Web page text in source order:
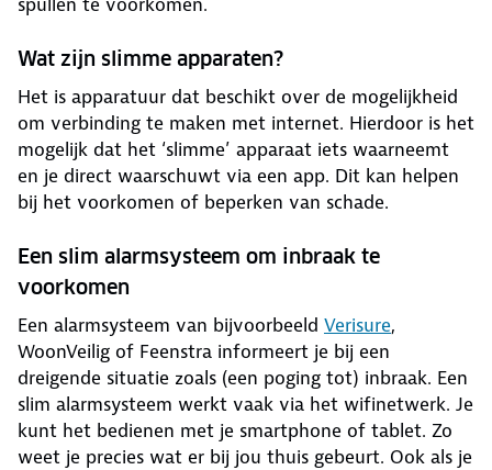
Wat zijn slimme apparaten?
Het is apparatuur dat beschikt over de mogelijkheid
om verbinding te maken met internet. Hierdoor is het
mogelijk dat het ‘slimme’ apparaat iets waarneemt
en je direct waarschuwt via een app. Dit kan helpen
bij het voorkomen of beperken van schade.
Een slim alarmsysteem om inbraak te
voorkomen
Een alarmsysteem van bijvoorbeeld Verisure,
WoonVeilig of Feenstra informeert je bij een
dreigende situatie zoals (een poging tot) inbraak. Een
slim alarmsysteem werkt vaak via het wifinetwerk. Je
kunt het bedienen met je smartphone of tablet. Zo
weet je precies wat er bij jou thuis gebeurt. Ook als je